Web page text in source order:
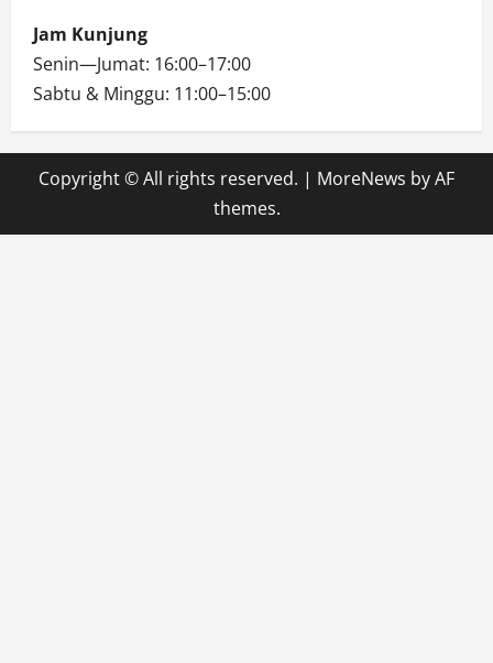
Jam Kunjung
Senin—Jumat: 16:00–17:00
Sabtu & Minggu: 11:00–15:00
Copyright © All rights reserved. | MoreNews by AF
themes.